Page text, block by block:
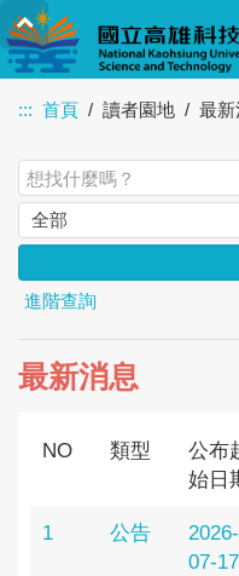
教職員 學生
::: 首頁 讀者園地 最新
進階查詢
最新消息
NO 類型
公布
始日
1 公告
2026-
07-17